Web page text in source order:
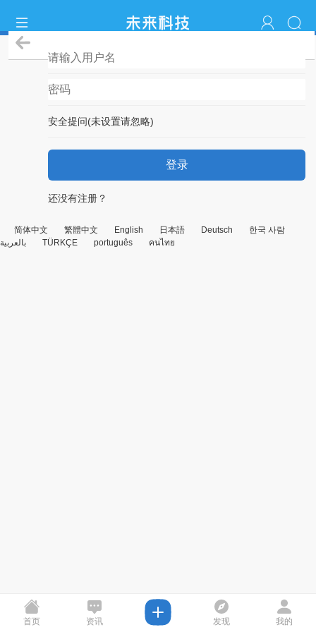
安全提问(未设置请忽略)
登录
还没有注册？
简体中文 繁體中文 English 日本語 Deutsch
한국 사람
بالعربية
TÜRKÇE português คนไทย
首页 资讯 发现 我的